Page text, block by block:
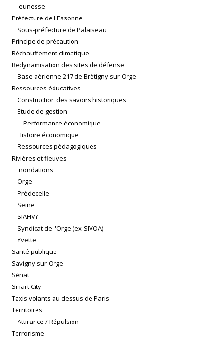
Jeunesse
Préfecture de l'Essonne
Sous-préfecture de Palaiseau
Principe de précaution
Réchauffement climatique
Redynamisation des sites de défense
Base aérienne 217 de Brétigny-sur-Orge
Ressources éducatives
Construction des savoirs historiques
Etude de gestion
Performance économique
Histoire économique
Ressources pédagogiques
Rivières et fleuves
Inondations
Orge
Prédecelle
Seine
SIAHVY
Syndicat de l'Orge (ex-SIVOA)
Yvette
Santé publique
Savigny-sur-Orge
Sénat
Smart City
Taxis volants au dessus de Paris
Territoires
Attirance / Répulsion
Terrorisme